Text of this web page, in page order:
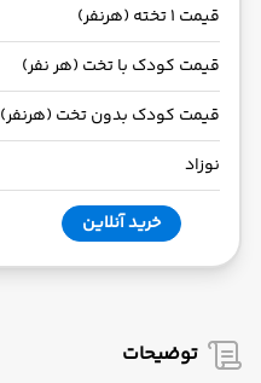
قیمت 1 تخته (هرنفر)
قیمت کودک با تخت (هر نفر)
قیمت کودک بدون تخت (هرنفر)
نوزاد
خرید آنلاین
توضیحات